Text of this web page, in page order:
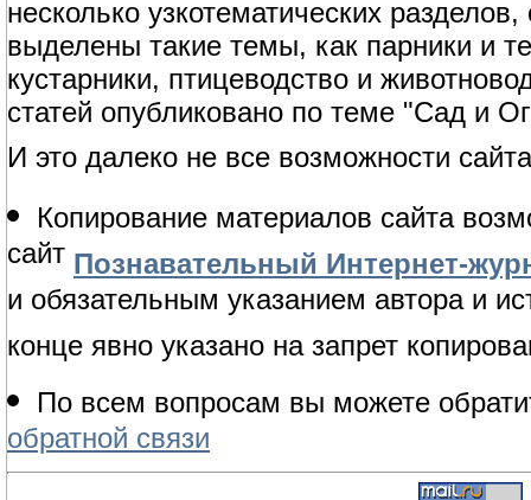
несколько узкотематических
выделены такие темы, как парники и
кустарники, птицеводство и
статей опубликовано по теме "Сад и
И это далеко не все возможности
Копирование материалов сайта
сайт Познавательный Интернет-
и обязательным указанием автора и
конце явно указано на запрет
По всем вопросам вы можете
обратной связи